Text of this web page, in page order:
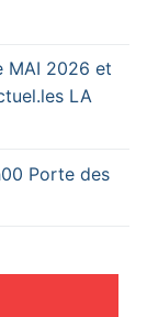
MAI 2026 et
LA
Porte des